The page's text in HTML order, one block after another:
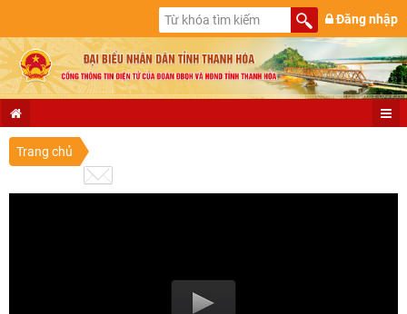
Đăng nhập
Trang chủ